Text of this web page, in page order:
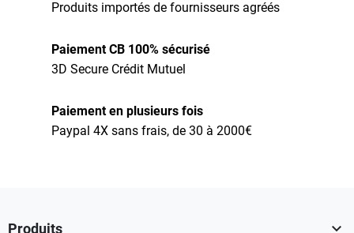
Produits importés de fournisseurs agréés
Paiement CB 100% sécurisé
3D Secure Crédit Mutuel
Paiement en plusieurs fois
Paypal 4X sans frais, de 30 à 2000€
Produits